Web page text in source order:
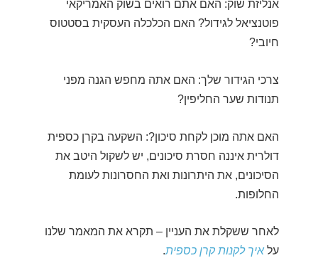
אנליזת שוק: האם אתם רואים בשוק האמריקאי
פוטנציאל לגידול? האם הכלכלה העסקית בסטטוס
חיובי?
צרכי הגידור שלך: האם אתה מחפש הגנה מפני
תנודות שער החליפין?
האם אתה מוכן לקחת סיכון?: השקעה בקרן כספית
דולרית איננה חסרת סיכונים, יש לשקול היטב את
הסיכונים, את היתרונות ואת החסרונות לעומת
החלופות.
לאחר ששקלת את העניין – תקרא את המאמר שלנו
עלאיך לקנות קרן כספית.